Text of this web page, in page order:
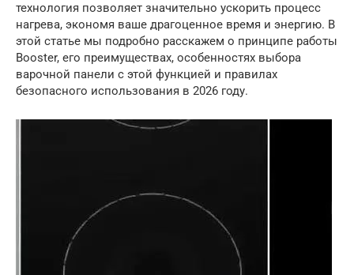
технология позволяет значительно ускорить процесс
нагрева, экономя ваше драгоценное время и энергию. В
этой статье мы подробно расскажем о принципе работы
Booster, его преимуществах, особенностях выбора
варочной панели с этой функцией и правилах
безопасного использования в 2026 году.